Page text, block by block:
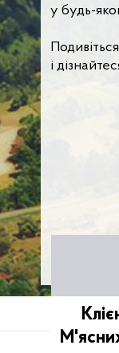
у будь-
і